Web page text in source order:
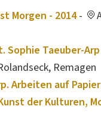
Morgen - 2014-
Taeuber-Arp
Remagen
Arbeiten auf
der Kulturen,